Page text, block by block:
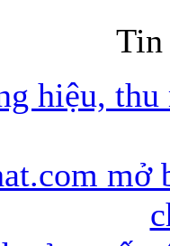
Tin
hiệu,